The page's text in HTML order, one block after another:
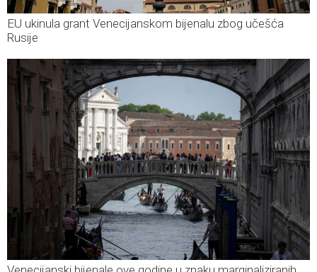
EU ukinula grant Venecijanskom bijenalu zbog učešća
Rusije